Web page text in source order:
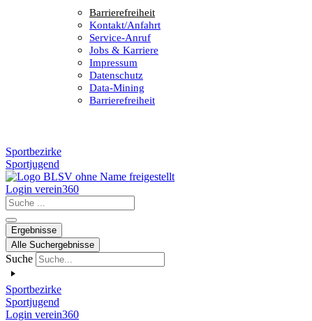
Barrie­re­frei­heit
Kontakt/​​Anfahrt
Service-Anruf
Jobs & Karriere
Impres­sum
Daten­schutz
Data-Mining
Barrie­re­frei­heit
Sportbezirke
Sportjugend
Login verein360
Search
...
Ergebnisse
Alle Suchergebnisse
Suche
Sportbezirke
Sportjugend
Login verein360